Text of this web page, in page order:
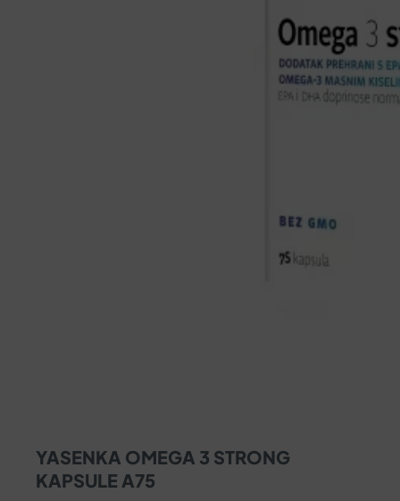
YASENKA OMEGA 3 STRONG
KAPSULE A75